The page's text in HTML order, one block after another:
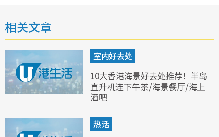
相关文章
室内好去处
10大香港海景好去处推荐！半岛
直升机连下午茶/海景餐厅/海上
酒吧
热话